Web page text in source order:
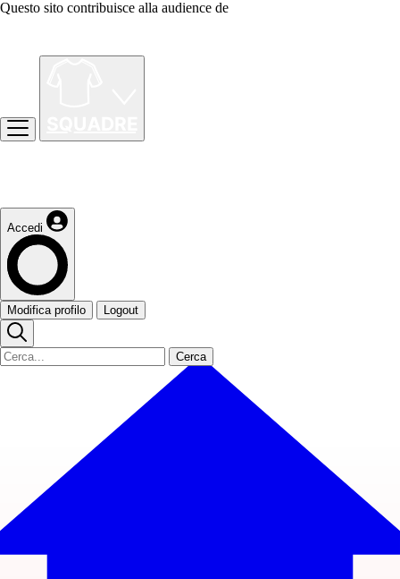
Questo sito contribuisce alla audience de
Accedi
Modifica profilo Logout
Cerca